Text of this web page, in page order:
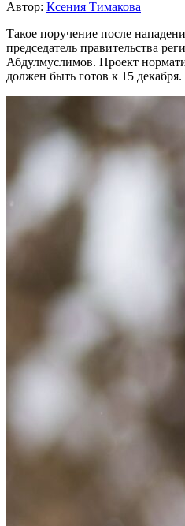
Автор: Ксения Тимакова
Такое поручение после
председатель правительства
Абдулмуслимов. Проект
должен быть готов к 15 декабря.